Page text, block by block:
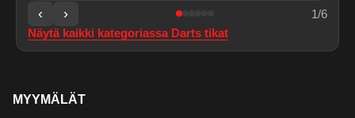
‹ › 1/6
Näytä kaikki kategoriassa Darts tikat
MYYMÄLÄT